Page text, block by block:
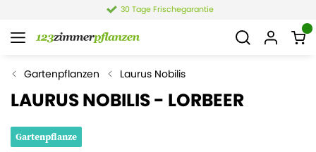
30 Tage Frischegarantie
Gartenpflanzen Laurus Nobilis
LAURUS NOBILIS - LORBEER
Gartenpflanze